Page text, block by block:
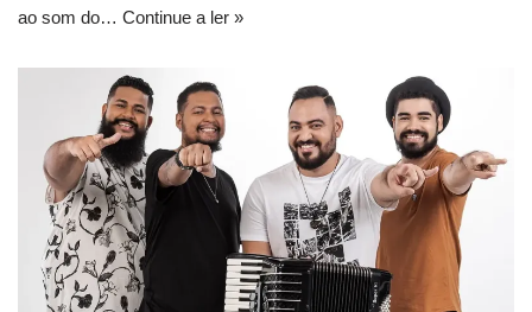
ao som do… Continue a ler »